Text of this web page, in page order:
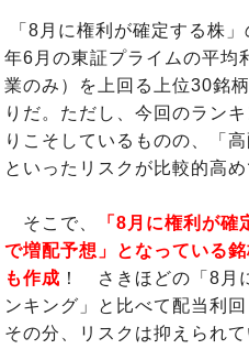
「8月に権利が確定する株
年6月の東証プライムの平均
業のみ）を上回る上位30銘
りだ。ただし、今回のラン
りこそしているものの、「
といったリスクが比較的高
そこで、
「8月に権利が
で増配予想」となっている
も作成 ！ さきほどの「8月
ンキング」と比べて配当利
その分、リスクは抑えられ